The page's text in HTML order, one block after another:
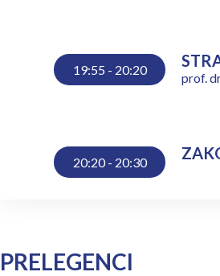
19:55 - 20:20
prof.
20:20 - 20:30
PRELEGENCI